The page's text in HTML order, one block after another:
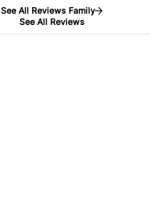
See All Reviews Family
See All Reviews